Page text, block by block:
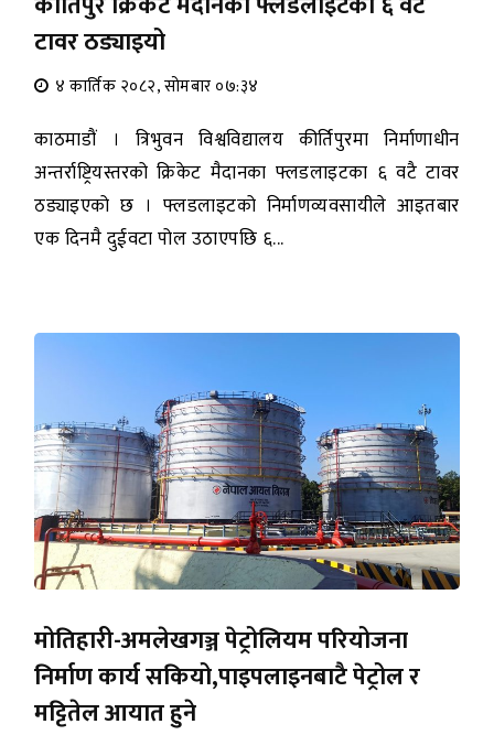
टावर ठड्याइयो
४ कार्तिक २०८२, सोमबार ०७:३४
काठमाडौं । त्रिभुवन विश्वविद्यालय कीर्तिपुरमा निर्माणाधीन
अन्तर्राष्ट्रियस्तरको क्रिकेट मैदानका फ्लडलाइटका ६ वटै टावर
ठड्याइएको छ । फ्लडलाइटको निर्माणव्यवसायीले आइतबार
एक दिनमै दुईवटा पोल उठाएपछि ६...
मोतिहारी-अमलेखगञ्ज पेट्रोलियम परियोजना
निर्माण कार्य सकियो,पाइपलाइनबाटै पेट्रोल र
मट्टितेल आयात हुने